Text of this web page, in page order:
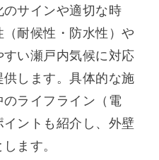
サインや適切な時
耐候性・防水性）や
い瀬戸内気候に対応
します。具体的な施
ライフライン（電
ントも紹介し、外壁
ます。